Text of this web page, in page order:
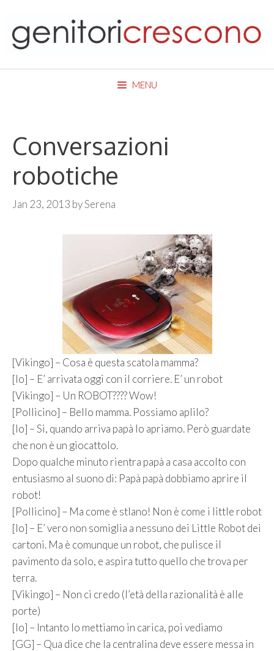
content
MENU
Conversazioni
robotiche
Jan 23, 2013 bySerena
[Vikingo] – Cosa è questa scatola mamma?
[Io] – E’ arrivata oggi con il corriere. E’ un robot
[Vikingo] – Un ROBOT???? Wow!
[Pollicino] – Bello mamma. Possiamo aplilo?
[Io] – Si, quando arriva papà lo apriamo. Però guardate
che non è un giocattolo.
Dopo qualche minuto rientra papà a casa accolto con
entusiasmo al suono di: Papà papà dobbiamo aprire il
robot!
[Pollicino] – Ma come è stlano! Non è come i little robot
[Io] – E’ vero non somiglia a nessuno dei Little Robot dei
cartoni. Ma è comunque un robot, che pulisce il
pavimento da solo, e aspira tutto quello che trova per
terra.
[Vikingo] – Non ci credo (l’età della razionalità è alle
porte)
[Io] – Intanto lo mettiamo in carica, poi vediamo
[GG] – Qua dice che la centralina deve essere messa in